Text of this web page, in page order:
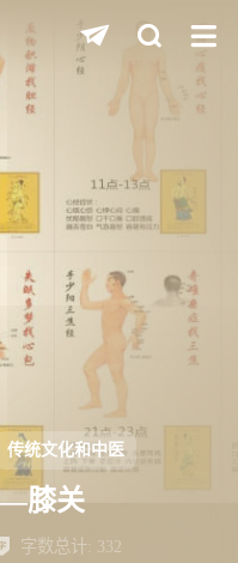
传统文化和中医
膝关
字数总计: 332